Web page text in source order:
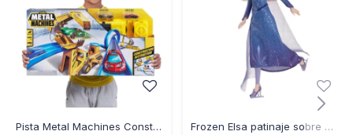
Pista Metal Machines Construcción Destrucción 2 Vehículos Frozen Elsa patinaje sobre hielo